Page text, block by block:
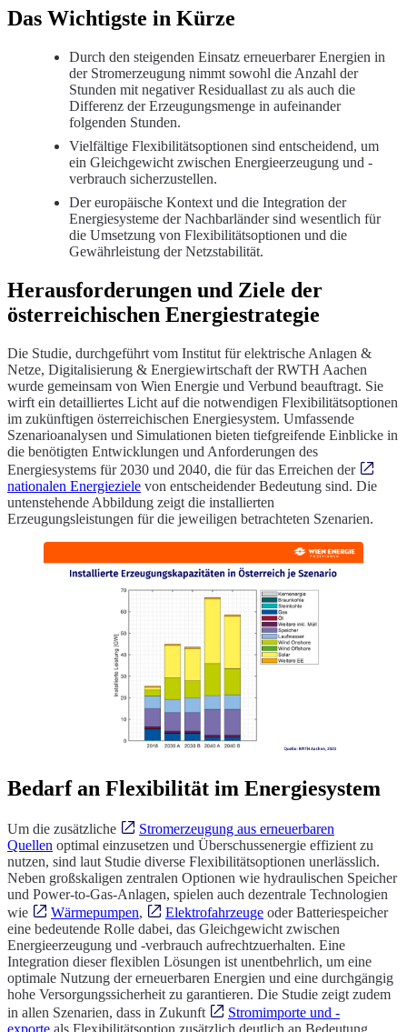
Das Wichtigste in Kürze
Durch den steigenden Einsatz erneuerbarer Energien in
der Stromerzeugung nimmt sowohl die Anzahl der
Stunden mit negativer Residuallast zu als auch die
Differenz der Erzeugungsmenge in aufeinander
folgenden Stunden.
Vielfältige Flexibilitätsoptionen sind entscheidend, um
ein Gleichgewicht zwischen Energieerzeugung und -
verbrauch sicherzustellen.
Der europäische Kontext und die Integration der
Energiesysteme der Nachbarländer sind wesentlich für
die Umsetzung von Flexibilitätsoptionen und die
Gewährleistung der Netzstabilität.
Herausforderungen und Ziele der
österreichischen Energiestrategie
Die Studie, durchgeführt vom Institut für elektrische Anlagen &
Netze, Digitalisierung & Energiewirtschaft der RWTH Aachen
wurde gemeinsam von Wien Energie und Verbund beauftragt. Sie
wirft ein detailliertes Licht auf die notwendigen Flexibilitätsoptionen
im zukünftigen österreichischen Energiesystem. Umfassende
Szenarioanalysen und Simulationen bieten tiefgreifende Einblicke in
die benötigten Entwicklungen und Anforderungen des
Energiesystems für 2030 und 2040, die für das Erreichen der
nationalen Energieziele von entscheidender Bedeutung sind. Die
untenstehende Abbildung zeigt die installierten
Erzeugungsleistungen für die jeweiligen betrachteten Szenarien.
Bedarf an Flexibilität im Energiesystem
Um die zusätzliche
Stromerzeugung aus erneuerbaren
Quellen optimal einzusetzen und Überschussenergie effizient zu
nutzen, sind laut Studie diverse Flexibilitätsoptionen unerlässlich.
Neben großskaligen zentralen Optionen wie hydraulischen Speicher
und Power-to-Gas-Anlagen, spielen auch dezentrale Technologien
wie
Wärmepumpen, Elektrofahrzeuge oder Batteriespeicher
eine bedeutende Rolle dabei, das Gleichgewicht zwischen
Energieerzeugung und -verbrauch aufrechtzuerhalten. Eine
Integration dieser flexiblen Lösungen ist unentbehrlich, um eine
optimale Nutzung der erneuerbaren Energien und eine durchgängig
hohe Versorgungssicherheit zu garantieren. Die Studie zeigt zudem
in allen Szenarien, dass in Zukunft
Stromimporte und -